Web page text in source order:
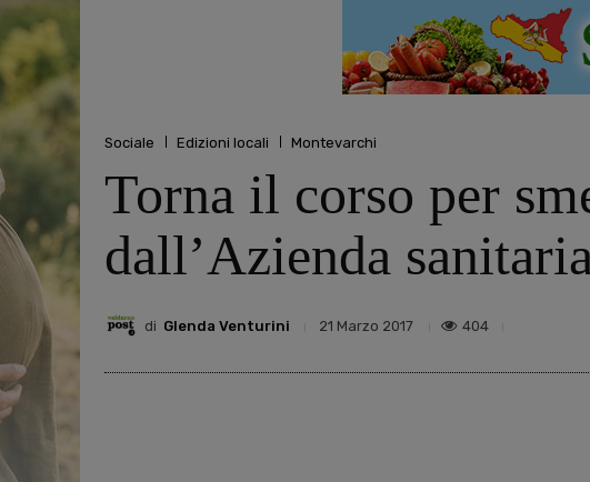
Sociale Edizioni locali Montevarchi
Torna il corso per
dall’Azienda
di Glenda Venturini 21 Marzo 2017 404